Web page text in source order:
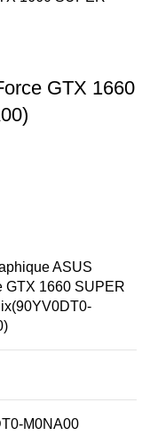
GTX 1660
ASUS
GTX 1660 SUPER
M0NA00